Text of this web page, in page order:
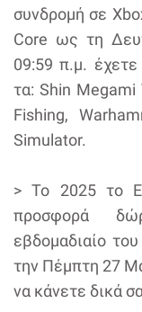
συνδρομή σε
Core ως τη
09:59 π.μ. έχετε
τα: Shin Megami
Fishing,
Simulator.
> To 2025 το
προσφορά
εβδομαδιαίο
την Πέμπτη 27
να κάνετε δικά